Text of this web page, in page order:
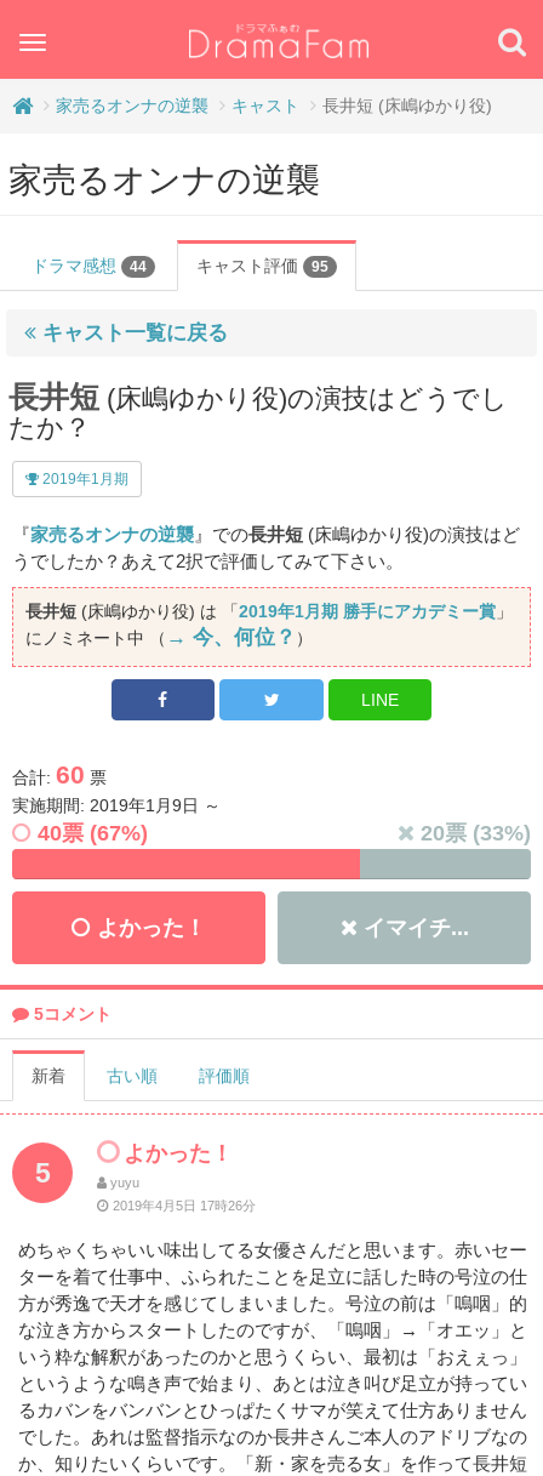
Toggle
家売るオンナの逆襲
キャスト 長井短 (床嶋ゆかり役)
家売るオンナの逆襲
ドラマ感想 44 キャスト評価 95
キャスト一覧に戻る
長井短 (床嶋ゆかり役)の演技はどうでし
たか？
2019年1月期
『家売るオンナの逆襲 』での長井短 (床嶋ゆかり役)の演技はど
うでしたか？あえて2択で評価してみて下さい。
長井短 (床嶋ゆかり役) は 「2019年1月期 勝手にアカデミー賞 」
にノミネート中 （ → 今、何位？ ）
LINE
合計: 60 票
実施期間: 2019年1月9日 ～
40票 (67%) 20票 (33%)
よかった！ イマイチ...
5コメント
新着 古い順 評価順
5
よかった！
yuyu
2019年4月5日 17時26分
めちゃくちゃいい味出してる女優さんだと思います。赤いセー
ターを着て仕事中、ふられたことを足立に話した時の号泣の仕
方が秀逸で天才を感じてしまいました。号泣の前は「嗚咽」的
な泣き方からスタートしたのですが、「嗚咽」→「オエッ」と
いう粋な解釈があったのかと思うくらい、最初は「おえぇっ」
というような鳴き声で始まり、あとは泣き叫び足立が持ってい
るカバンをバンバンとひっぱたくサマが笑えて仕方ありません
でした。あれは監督指示なのか長井さんご本人のアドリブなの
か、知りたいくらいです。「新・家を売る女」を作って長井短